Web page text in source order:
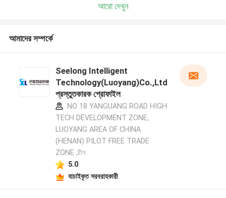
আরো দেখুন
আমাদের সম্পর্কে
Seelong Intelligent
Technology(Luoyang)Co.,Ltd
প্রস্তুতকারক প্রোফাইল
NO 18 YANGUANG ROAD HIGH
TECH DEVELOPMENT ZONE,
LUOYANG AREA OF CHINA
(HENAN) PILOT FREE TRADE
ZONE ,চীন
5.0
যাচাইকৃত সরবরাহকারী